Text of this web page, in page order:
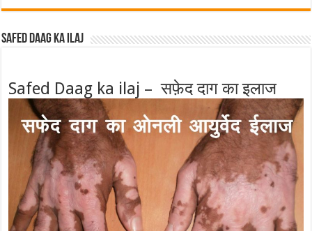
Safed Daag ka ilaj
Safed Daag ka ilaj – सफ़ेद दाग का इलाज